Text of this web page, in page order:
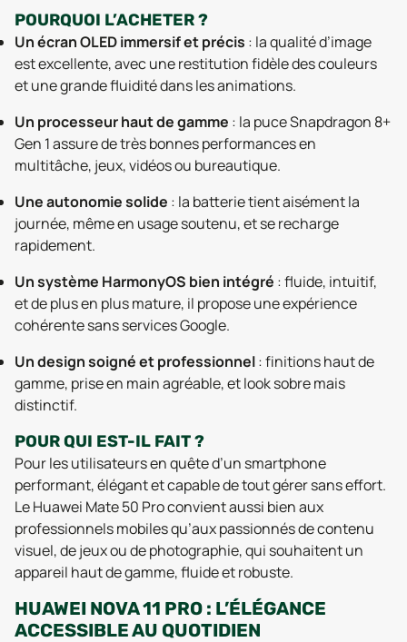
POURQUOI L’ACHETER ?
Un écran OLED immersif et précis : la qualité d’image
est excellente, avec une restitution fidèle des couleurs
et une grande fluidité dans les animations.
Un processeur haut de gamme : la puce Snapdragon 8+
Gen 1 assure de très bonnes performances en
multitâche, jeux, vidéos ou bureautique.
Une autonomie solide : la batterie tient aisément la
journée, même en usage soutenu, et se recharge
rapidement.
Un système HarmonyOS bien intégré : fluide, intuitif,
et de plus en plus mature, il propose une expérience
cohérente sans services Google.
Un design soigné et professionnel: finitions haut de
gamme, prise en main agréable, et look sobre mais
distinctif.
POUR QUI EST-IL FAIT ?
Pour les utilisateurs en quête d’un smartphone
performant, élégant et capable de tout gérer sans effort.
Le Huawei Mate 50 Pro convient aussi bien aux
professionnels mobiles qu’aux passionnés de contenu
visuel, de jeux ou de photographie, qui souhaitent un
appareil haut de gamme, fluide et robuste.
HUAWEI NOVA 11 PRO : L’ÉLÉGANCE
ACCESSIBLE AU QUOTIDIEN